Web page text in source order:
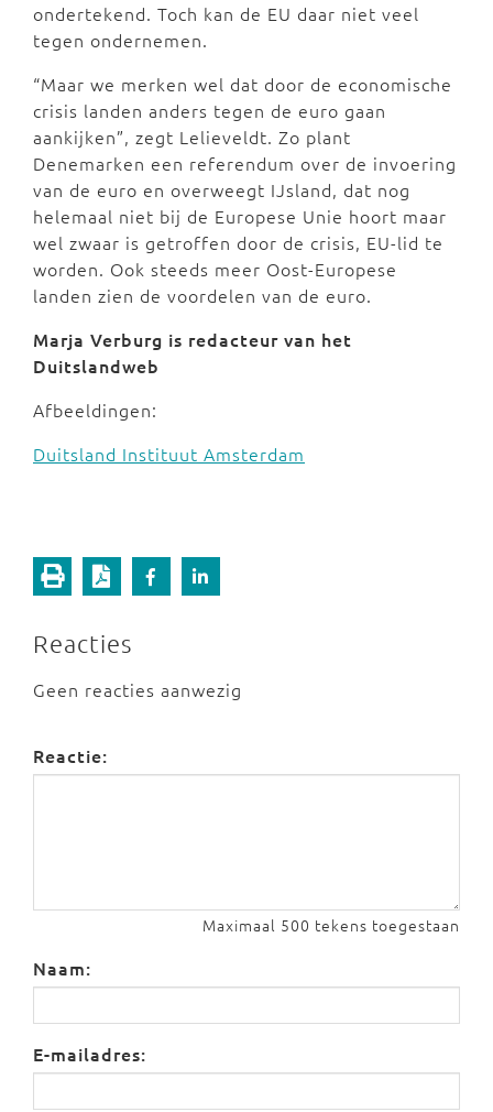
ondertekend. Toch kan de EU daar niet veel
tegen ondernemen.
“Maar we merken wel dat door de economische
crisis landen anders tegen de euro gaan
aankijken”, zegt Lelieveldt. Zo plant
Denemarken een referendum over de invoering
van de euro en overweegt IJsland, dat nog
helemaal niet bij de Europese Unie hoort maar
wel zwaar is getroffen door de crisis, EU-lid te
worden. Ook steeds meer Oost-Europese
landen zien de voordelen van de euro.
Marja Verburg is redacteur van het
Duitslandweb
Afbeeldingen:
Duitsland Instituut Amsterdam
Reacties
Geen reacties aanwezig
Reactie:
Maximaal 500 tekens toegestaan
Naam:
E-mailadres: